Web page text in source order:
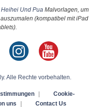
Und Pua Malvorlagen, um
(kompatibel mit iPad
Alle Rechte vorbehalten.
|
Cookie-
uns | Contact Us